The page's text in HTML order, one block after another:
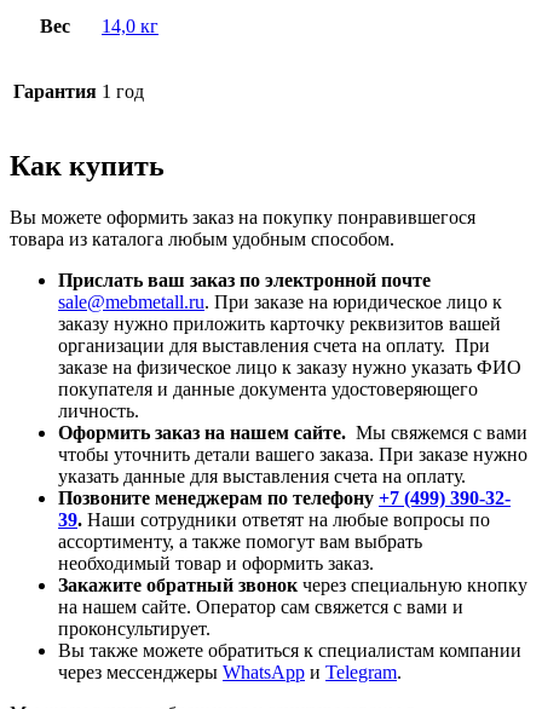
Вес 14,0 кг
Гарантия 1 год
Как купить
Вы можете оформить заказ на покупку понравившегося
товара из каталога любым удобным способом.
Прислать ваш заказ по электронной почте
sale@mebmetall.ru. При заказе на юридическое лицо к
заказу нужно приложить карточку реквизитов вашей
организации для выставления счета на оплату. При
заказе на физическое лицо к заказу нужно указать ФИО
покупателя и данные документа удостоверяющего
личность.
Оформить заказ на нашем сайте. Мы свяжемся с вами
чтобы уточнить детали вашего заказа. При заказе нужно
указать данные для выставления счета на оплату.
Позвоните менеджерам по телефону +7 (499) 390-32-
39. Наши сотрудники ответят на любые вопросы по
ассортименту, а также помогут вам выбрать
необходимый товар и оформить заказ.
Закажите обратный звонок через специальную кнопку
на нашем сайте. Оператор сам свяжется с вами и
проконсультирует.
Вы также можете обратиться к специалистам компании
через мессенджеры WhatsApp и Telegram.